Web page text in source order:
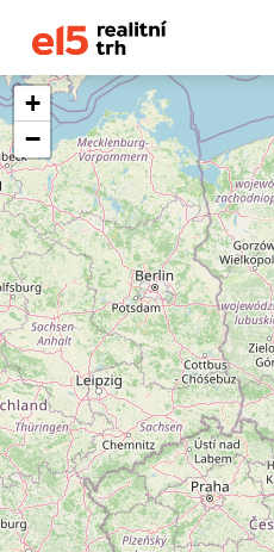
+
−